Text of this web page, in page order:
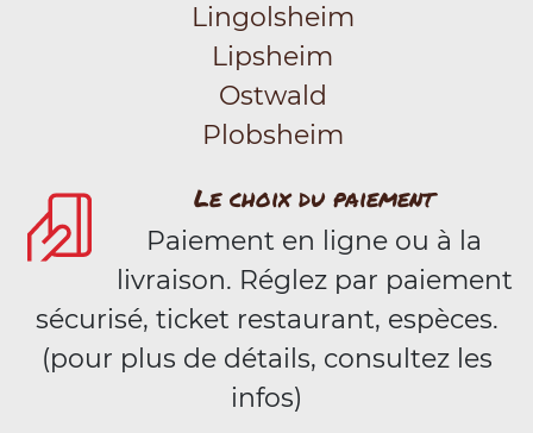
Lingolsheim
Lipsheim
Ostwald
Plobsheim
Le choix du paiement
Paiement en ligne ou à la
livraison. Réglez par paiement
sécurisé, ticket restaurant, espèces.
(pour plus de détails, consultez les
infos)